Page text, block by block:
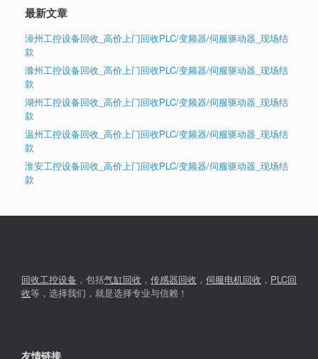
最新文章
漳州工控设备回收_高价上门回收PLC/变频器/伺服驱动器_现场结
款
滁州工控设备回收_高价上门回收PLC/变频器/伺服驱动器_现场结
款
湖州工控设备回收_高价上门回收PLC/变频器/伺服驱动器_现场结
款
温州工控设备回收_高价上门回收PLC/变频器/伺服驱动器_现场结
款
淮安工控设备回收_高价上门回收PLC/变频器/伺服驱动器_现场结
款
回收工控设备 ，包括气缸回收 ， 传感器回收 ， 伺服电机回收 ， PLC回
收等，选择我们，就是选择专业与信赖！
友情链接